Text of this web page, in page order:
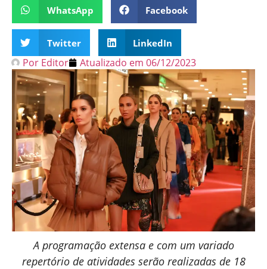
WhatsApp Facebook
Twitter LinkedIn
Por Editor Atualizado em 06/12/2023
A programação extensa e com um variado
repertório de atividades serão realizadas de 18